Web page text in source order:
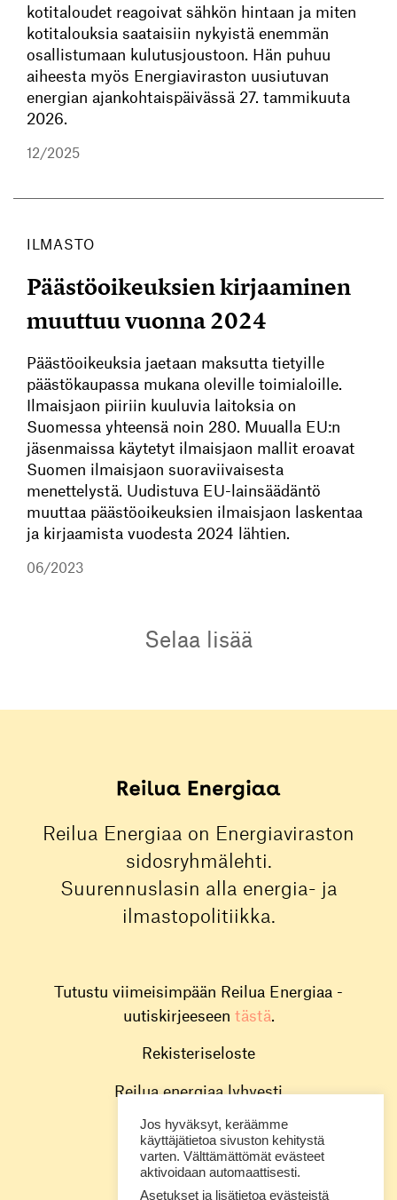
kotitaloudet reagoivat sähkön hintaan ja miten
kotitalouksia saataisiin nykyistä enemmän
osallistumaan kulutusjoustoon. Hän puhuu
aiheesta myös Energiaviraston uusiutuvan
energian ajankohtaispäivässä 27. tammikuuta
2026.
12/2025
ILMASTO
Päästöoikeuksien kirjaaminen
muuttuu vuonna 2024
Päästöoikeuksia jaetaan maksutta tietyille
päästökaupassa mukana oleville toimialoille.
Ilmaisjaon piiriin kuuluvia laitoksia on
Suomessa yhteensä noin 280. Muualla EU:n
jäsenmaissa käytetyt ilmaisjaon mallit eroavat
Suomen ilmaisjaon suoraviivaisesta
menettelystä. Uudistuva EU-lainsäädäntö
muuttaa päästöoikeuksien ilmaisjaon laskentaa
ja kirjaamista vuodesta 2024 lähtien.
06/2023
Selaa lisää
Reilua energiaa lyhyesti
Toimitus
Reilua Energiaa on Energiaviraston
sidosryhmälehti.
Suurennuslasin alla energia- ja
ilmastopolitiikka.
Tutustu viimeisimpään Reilua Energiaa -
uutiskirjeeseen tästä.
Rekisteriseloste
Energiavirasto
Jos hyväksyt, keräämme
käyttäjätietoa sivuston kehitystä
varten. Välttämättömät evästeet
aktivoidaan automaattisesti.
Asetukset ja lisätietoa evästeistä